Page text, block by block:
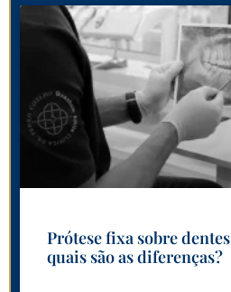
Prótese fixa sobre
quais são as diferenças?